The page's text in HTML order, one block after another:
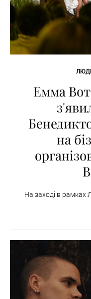
Емма
на
На заході в рамках